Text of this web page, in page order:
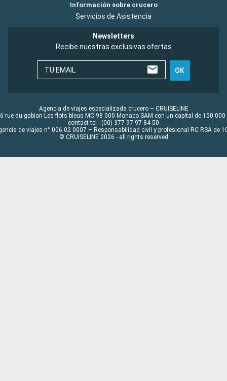
Información sobre crucero
Servicios de Asistencia
Newsletters
Recibe nuestras exclusivas ofertas
TU EMAIL OK
Agencia de viajes especializada crucero – CRUISELINE
rue du gabian Les flots bleus MC 98 000 Monaco SAM con un capital de 150 000
contact tel : (00) 377 97 97 84 50
de viajes n° 006 02 0007 – Responsabilidad civil y profesional RC RSA de
© CRUISELINE 2026 - all rights reserved